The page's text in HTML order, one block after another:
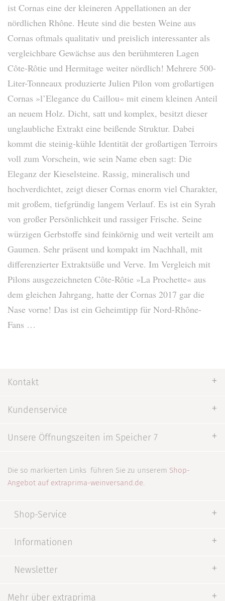
ist Cornas eine der kleineren Appellationen an der
nördlichen Rhône. Heute sind die besten Weine aus
Cornas oftmals qualitativ und preislich interessanter als
vergleichbare Gewächse aus den berühmteren Lagen
Côte-Rôtie und Hermitage weiter nördlich! Mehrere 500-
Liter-Tonneaux produzierte Julien Pilon vom großartigen
Cornas »l’Elegance du Caillou« mit einem kleinen Anteil
an neuem Holz. Dicht, satt und komplex, besitzt dieser
unglaubliche Extrakt eine beißende Struktur. Dabei
kommt die steinig-kühle Identität der großartigen Terroirs
voll zum Vorschein, wie sein Name eben sagt: Die
Eleganz der Kieselsteine. Rassig, mineralisch und
hochverdichtet, zeigt dieser Cornas enorm viel Charakter,
mit großem, tiefgründig langem Verlauf. Es ist ein Syrah
von großer Persönlichkeit und rassiger Frische. Seine
würzigen Gerbstoffe sind feinkörnig und weit verteilt am
Gaumen. Sehr präsent und kompakt im Nachhall, mit
differenzierter Extraktsüße und Verve. Im Vergleich mit
Pilons ausgezeichneten Côte-Rôtie »La Prochette« aus
dem gleichen Jahrgang, hatte der Cornas 2017 gar die
Nase vorne! Das ist ein Geheimtipp für Nord-Rhône-
Fans …
Kontakt
Kundenservice
Unsere Öffnungszeiten im Speicher 7
Die so markierten Links führen Sie zu unserem Shop-
Angebot auf extraprima-weinversand.de.
Shop-Service
Informationen
Newsletter
Mehr über extraprima